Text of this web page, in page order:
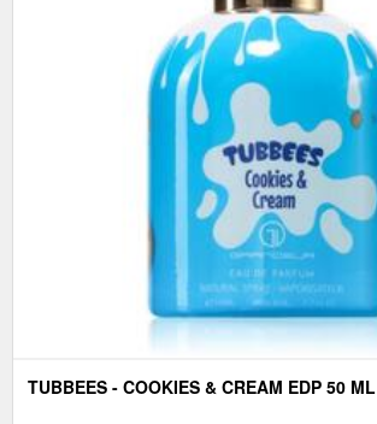
TUBBEES - COOKIES & CREAM EDP 50 ML